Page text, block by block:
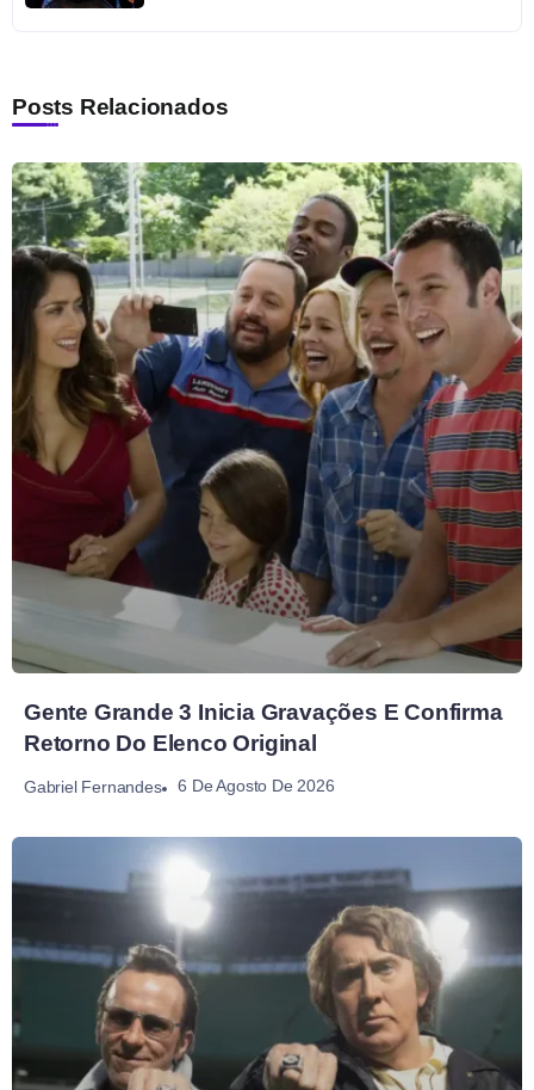
Posts Relacionados
Gente Grande 3 Inicia Gravações E Confirma
Retorno Do Elenco Original
Gabriel Fernandes 6 De Agosto De 2026